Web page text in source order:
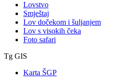
Lovstvo
Smještaj
Lov dočekom i šuljanjem
Lov s visokih čeka
Foto safari
Tg GIS
Karta ŠGP